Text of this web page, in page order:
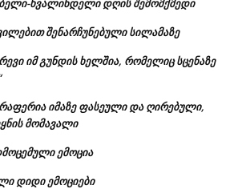
ხვალინდელი დღის შემომქმედი
შენარჩუნებული სილამაზე
იმ გუნდის ხელშია, რომელიც სცენაზე
იმაზე ფასეული და ღირებული,
მომავალი
ემოცია
დიდი ემოციები